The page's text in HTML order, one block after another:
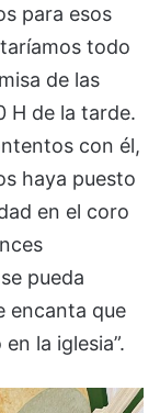
para esos
todo
de las
H de la tarde.
con él,
haya puesto
en el coro
pueda
encanta que
la iglesia”.